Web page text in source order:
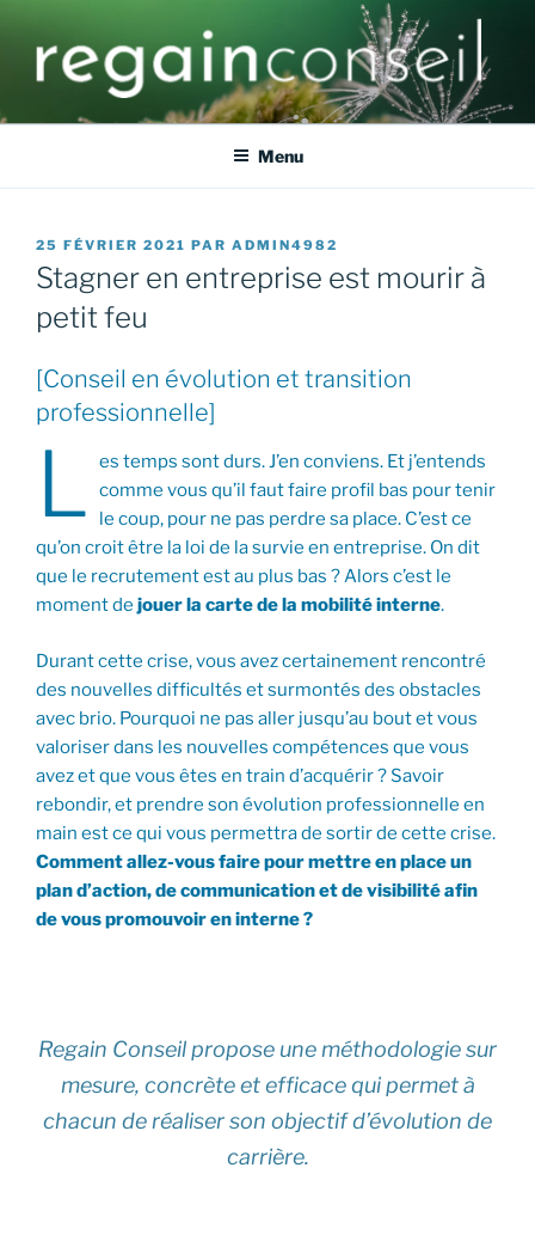
contenu
REGAIN CONSEIL
Ensemble faisons émerger le meilleur de vos talents
Menu
PUBLIÉ
LE
25 FÉVRIER 2021 PAR ADMIN4982
Stagner en entreprise est mourir à
petit feu
[Conseil en évolution et transition
professionnelle]
L
es temps sont durs. J’en conviens. Et j’entends
comme vous qu’il faut faire profil bas pour tenir
le coup, pour ne pas perdre sa place. C’est ce
qu’on croit être la loi de la survie en entreprise. On dit
que le recrutement est au plus bas ? Alors c’est le
moment de jouer la carte de la mobilité interne.
Durant cette crise, vous avez certainement rencontré
des nouvelles difficultés et surmontés des obstacles
avec brio. Pourquoi ne pas aller jusqu’au bout et vous
valoriser dans les nouvelles compétences que vous
avez et que vous êtes en train d’acquérir ? Savoir
rebondir, et prendre son évolution professionnelle en
main est ce qui vous permettra de sortir de cette crise.
Comment allez-vous faire pour mettre en place un
plan d’action, de communication et de visibilité afin
de vous promouvoir en interne ?
Regain Conseil propose une méthodologie sur
mesure, concrète et efficace qui permet à
chacun de réaliser son objectif d’évolution de
carrière.